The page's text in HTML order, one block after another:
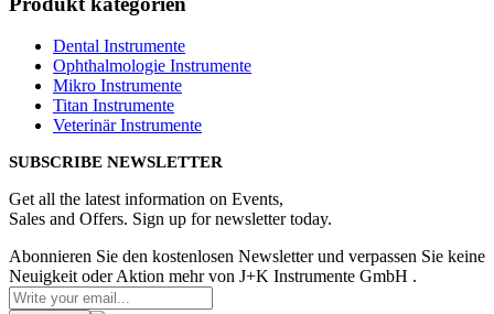
Dental Instrumente
Ophthalmologie Instrumente
Mikro Instrumente
Titan Instrumente
Veterinär Instrumente
SUBSCRIBE NEWSLETTER
Get all the latest information on Events,
Sales and Offers. Sign up for newsletter today.
Abonnieren Sie den kostenlosen Newsletter und verpassen Sie keine
Neuigkeit oder Aktion mehr von J+K Instrumente GmbH .